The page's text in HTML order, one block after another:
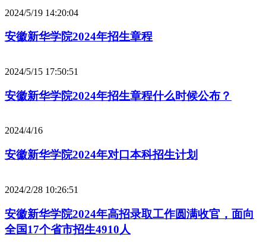
2024/5/19 14:20:04
安徽新华学院2024年招生章程
2024/5/15 17:50:51
安徽新华学院2024年招生章程什么时候公布？
2024/4/16
安徽新华学院2024年对口本科招生计划
2024/2/28 10:26:51
安徽新华学院2024年高招录取工作圆满收官，面向
全国17个省市招生4910人